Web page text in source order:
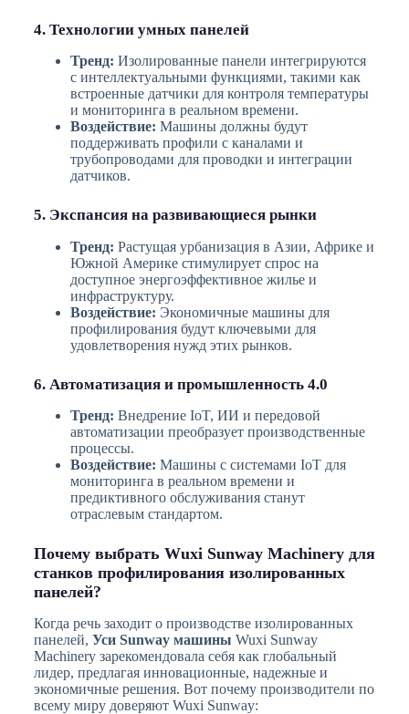
4. Технологии умных панелей
Тренд: Изолированные панели интегрируются
с интеллектуальными функциями, такими как
встроенные датчики для контроля температуры
и мониторинга в реальном времени.
Воздействие: Машины должны будут
поддерживать профили с каналами и
трубопроводами для проводки и интеграции
датчиков.
5. Экспансия на развивающиеся рынки
Тренд: Растущая урбанизация в Азии, Африке и
Южной Америке стимулирует спрос на
доступное энергоэффективное жилье и
инфраструктуру.
Воздействие: Экономичные машины для
профилирования будут ключевыми для
удовлетворения нужд этих рынков.
6. Автоматизация и промышленность 4.0
Тренд: Внедрение IoT, ИИ и передовой
автоматизации преобразует производственные
процессы.
Воздействие: Машины с системами IoT для
мониторинга в реальном времени и
предиктивного обслуживания станут
отраслевым стандартом.
Почему выбрать Wuxi Sunway Machinery для
станков профилирования изолированных
панелей?
Когда речь заходит о производстве изолированных
панелей, Уси Sunway машины Wuxi Sunway
Machinery зарекомендовала себя как глобальный
лидер, предлагая инновационные, надежные и
экономичные решения. Вот почему производители по
всему миру доверяют Wuxi Sunway: